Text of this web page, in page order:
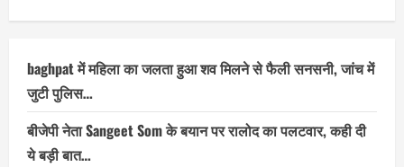
baghpat में महिला का जलता हुआ शव मिलने से फैली सनसनी, जांच में
जुटी पुलिस…
बीजेपी नेता Sangeet Som के बयान पर रालोद का पलटवार, कही दी
ये बड़ी बात…